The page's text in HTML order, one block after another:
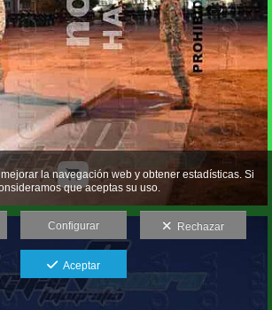
la navegación web y obtener estadísticas. Si
que aceptas su uso.
Configurar Rechazar
Aceptar